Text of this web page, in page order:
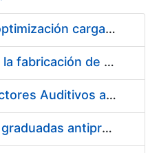
Pliego condiciones optimización cargas compras firmado
Acuerdo marco para la fabricación de piezas
Suministro de Protectores Auditivos a medida para las personas trabajadoras de los Centros de Trabajo de Madrid y Burgos
Suministro de gafas graduadas antiproyecciones para los trabajadores de la FNMT-RCM en los centros de trabajo de Madrid y Burgos